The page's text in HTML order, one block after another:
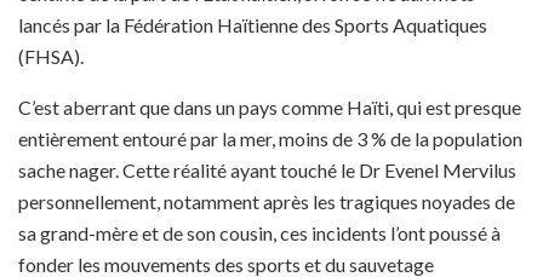
lancés par la Fédération Haïtienne des Sports Aquatiques
(FHSA).
C’est aberrant que dans un pays comme Haïti, qui est presque
entièrement entouré par la mer, moins de 3 % de la population
sache nager. Cette réalité ayant touché le Dr Evenel Mervilus
personnellement, notamment après les tragiques noyades de
sa grand-mère et de son cousin, ces incidents l’ont poussé à
fonder les mouvements des sports et du sauvetage